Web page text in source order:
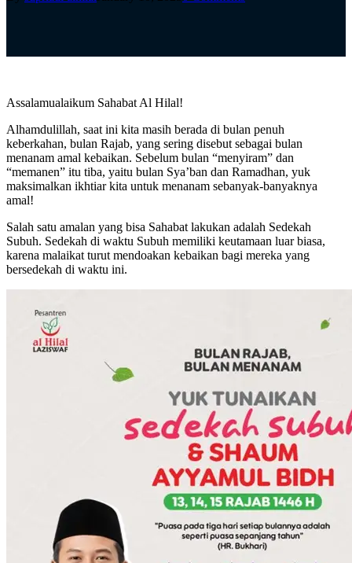
Assalamualaikum Sahabat Al Hilal!
Alhamdulillah, saat ini kita masih berada di bulan penuh
keberkahan, bulan Rajab, yang sering disebut sebagai bulan
menanam amal kebaikan. Sebelum bulan “menyiram” dan
“memanen” itu tiba, yaitu bulan Sya’ban dan Ramadhan, yuk
maksimalkan ikhtiar kita untuk menanam sebanyak-banyaknya
amal!
Salah satu amalan yang bisa Sahabat lakukan adalah Sedekah
Subuh. Sedekah di waktu Subuh memiliki keutamaan luar biasa,
karena malaikat turut mendoakan kebaikan bagi mereka yang
bersedekah di waktu ini.